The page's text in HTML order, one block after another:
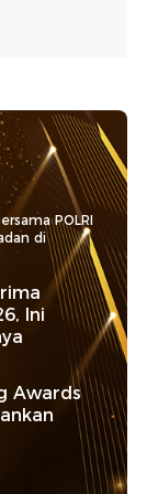
POLRI
di
Ini
Awards